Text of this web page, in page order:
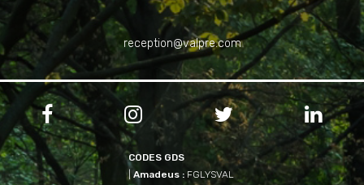
reception@valpre.com
   
CODES GDS
| Amadeus : FGLYSVAL